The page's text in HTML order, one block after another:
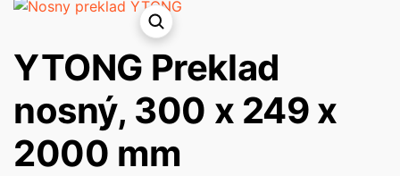
YTONG Preklad
nosný, 300 x 249 x
2000 mm